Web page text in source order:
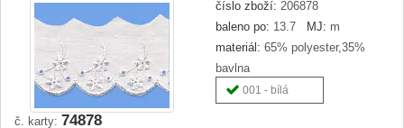
číslo zboží: 206878
baleno po: 13.7 MJ: m
materiál: 65% polyester,35%
bavlna
001 - bílá
č. karty: 74878